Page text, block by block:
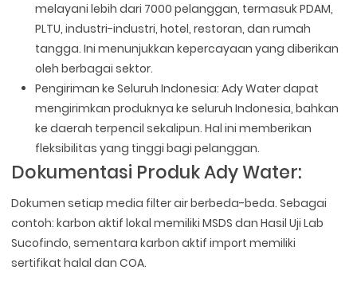
melayani lebih dari 7000 pelanggan, termasuk PDAM,
PLTU, industri-industri, hotel, restoran, dan rumah
tangga. Ini menunjukkan kepercayaan yang diberikan
oleh berbagai sektor.
Pengiriman ke Seluruh Indonesia: Ady Water dapat
mengirimkan produknya ke seluruh Indonesia, bahkan
ke daerah terpencil sekalipun. Hal ini memberikan
fleksibilitas yang tinggi bagi pelanggan.
Dokumentasi Produk Ady Water:
Dokumen setiap media filter air berbeda-beda. Sebagai
contoh: karbon aktif lokal memiliki MSDS dan Hasil Uji Lab
Sucofindo, sementara karbon aktif import memiliki
sertifikat halal dan COA.